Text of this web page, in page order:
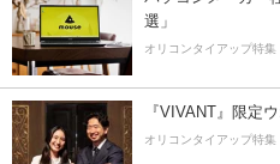
選」
オリコンタイアップ特集
『VIVANT』限定
オリコンタイアップ特集